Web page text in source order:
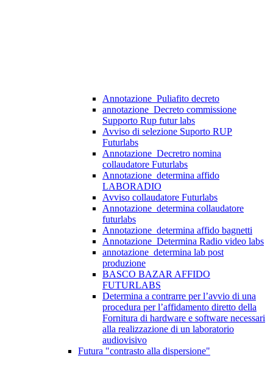
Annotazione_Puliafito decreto
annotazione_Decreto commissione
Supporto Rup futur labs
Avviso di selezione Suporto RUP
Futurlabs
Annotazione_Decretro nomina
collaudatore Futurlabs
Annotazione_determina affido
LABORADIO
Avviso collaudatore Futurlabs
Annotazione_determina collaudatore
futurlabs
Annotazione_determina affido bagnetti
Annotazione_Determina Radio video labs
annotazione_determina lab post
produzione
BASCO BAZAR AFFIDO
FUTURLABS
Determina a contrarre per l’avvio di una
procedura per l’affidamento diretto della
Fornitura di hardware e software necessari
alla realizzazione di un laboratorio
audiovisivo
Futura "contrasto alla dispersione"